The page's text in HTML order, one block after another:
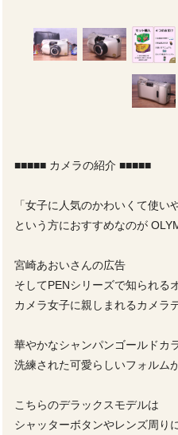
■■■■■ カメラの紹介 ■■■■■
「女子に人気のかわいくて使い
という方におすすめなのが
宮崎あおいさんの広告
そしてPENシリーズで知られる
カメラ女子に親しまれるカメラ
華やかなシャンパンゴールドカ
洗練された可愛らしいフォルム
こちらのデラックスモデルは
シャッターボタンやレンズ周り